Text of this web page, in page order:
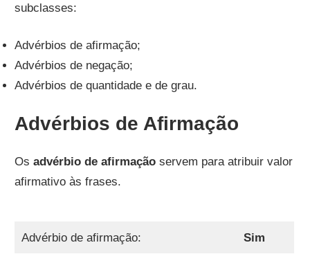
subclasses:
Advérbios de afirmação;
Advérbios de negação;
Advérbios de quantidade e de grau.
Advérbios de Afirmação
Osadvérbio de afirmação servem para atribuir valor
afirmativo às frases.
Advérbio de afirmação: Sim